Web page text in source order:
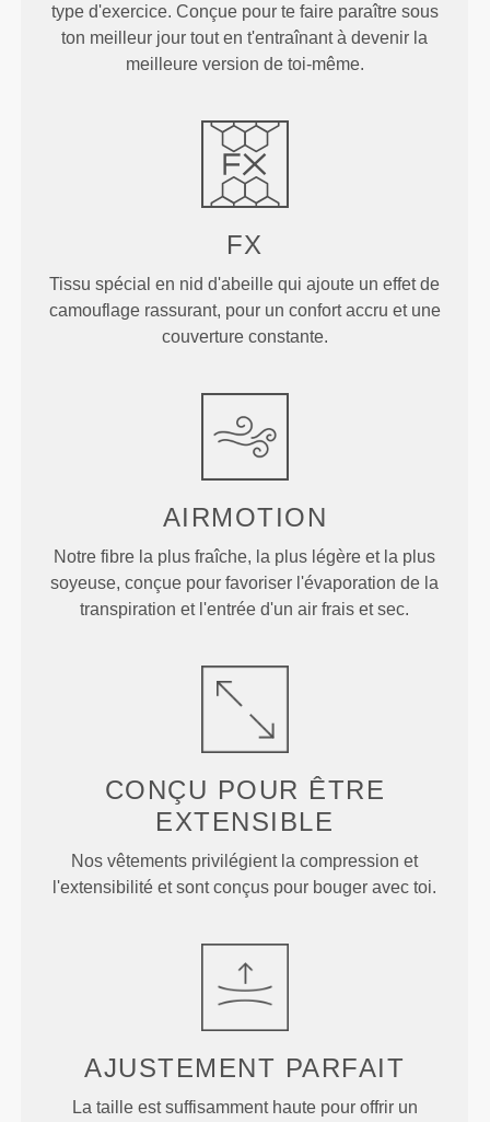
type d'exercice. Conçue pour te faire paraître sous
ton meilleur jour tout en t'entraînant à devenir la
meilleure version de toi-même.
FX
Tissu spécial en nid d'abeille qui ajoute un effet de
camouflage rassurant, pour un confort accru et une
couverture constante.
AIRMOTION
Notre fibre la plus fraîche, la plus légère et la plus
soyeuse, conçue pour favoriser l'évaporation de la
transpiration et l'entrée d'un air frais et sec.
CONÇU POUR ÊTRE
EXTENSIBLE
Nos vêtements privilégient la compression et
l'extensibilité et sont conçus pour bouger avec toi.
AJUSTEMENT PARFAIT
La taille est suffisamment haute pour offrir un